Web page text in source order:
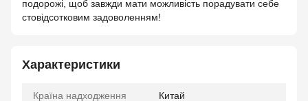
подорожі, щоб завжди мати можливість порадувати себе
стовідсотковим задоволенням!
Характеристики
Країна надходження Китай